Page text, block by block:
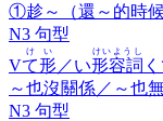
①趁～（還～的時
N3 句型
Vて形
けい
／い形容詞
けいようし
～也沒關係／～也
N3 句型